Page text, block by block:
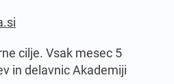
cilje. Vsak mesec 5
in delavnic Akademiji